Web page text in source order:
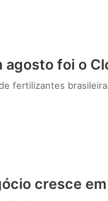
foi o
fertilizantes
cresce